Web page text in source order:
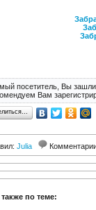
посетитель, Вы зашли
Вам
Julia
по теме: